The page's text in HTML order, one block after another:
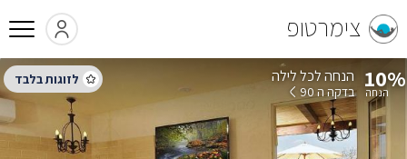
צימרטופ
10% הנחה לכל לילה
בדקה ה 90